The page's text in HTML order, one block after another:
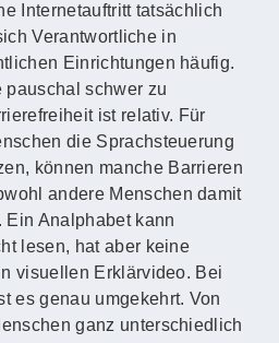
Internetauftritt tatsächlich
Verantwortliche in
Einrichtungen häufig.
schwer zu
ist relativ. Für
die Sprachsteuerung
können manche Barrieren
andere Menschen damit
Ein Analphabet kann
lesen, hat aber keine
visuellen Erklärvideo. Bei
es genau umgekehrt. Von
ganz unterschiedlich